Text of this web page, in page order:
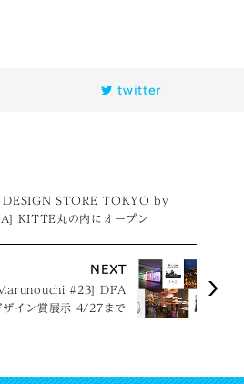
twitter
STORE TOKYO by
KITTE丸の内にオープン
NEXT
#23] DFA
ザイン賞展示 4/27まで